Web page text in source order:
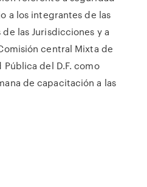
a los integrantes de las
las Jurisdicciones y a
central Mixta de
del D.F. como
de capacitación a las